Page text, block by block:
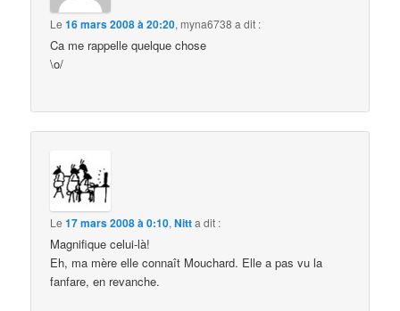
Le16 mars 2008 à 20:20, myna6738 a dit :
Ca me rappelle quelque chose
\o/
Le17 mars 2008 à 0:10,Nitta dit :
Magnifique celui-là!
Eh, ma mère elle connaît Mouchard. Elle a pas vu la
fanfare, en revanche.